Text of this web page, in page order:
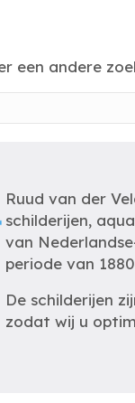
een andere
Ruud van der
schilderijen,
van
periode van
De schilderijen
zodat wij u